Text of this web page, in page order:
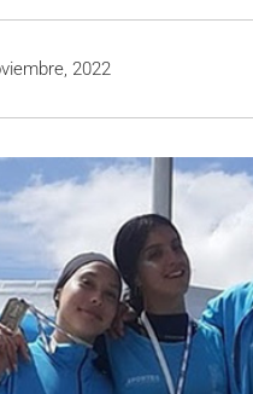
2022